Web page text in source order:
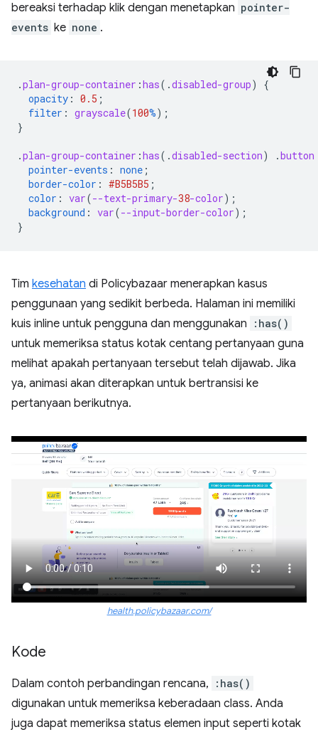
bereaksi terhadap klik dengan menetapkan pointer-
events ke none .
.plan-group-container :has( .disabled-group)
{
opacity : 0.5 ;
filter : grayscale(100%);
}
.plan-group-container :has( .disabled-section) .button
pointer-events : none ;
border-color : #B5B5B5 ;
color : var(--text-primary-38-color);
background : var(--input-border-color);
}
Tim kesehatan di Policybazaar menerapkan kasus
penggunaan yang sedikit berbeda. Halaman ini memiliki
kuis inline untuk pengguna dan menggunakan
:has()
untuk memeriksa status kotak centang pertanyaan guna
melihat apakah pertanyaan tersebut telah dijawab. Jika
ya, animasi akan diterapkan untuk bertransisi ke
pertanyaan berikutnya.
health.policybazaar.com/
Kode
Dalam contoh perbandingan rencana, :has()
digunakan untuk memeriksa keberadaan class. Anda
juga dapat memeriksa status elemen input seperti kotak